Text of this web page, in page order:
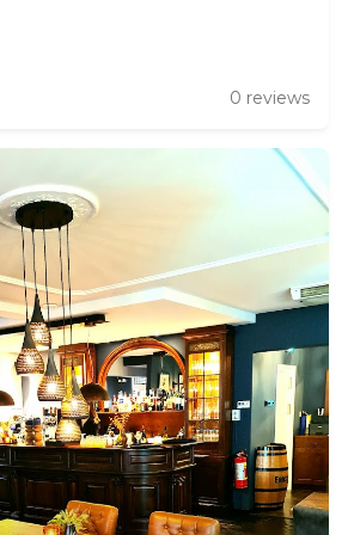
0 reviews